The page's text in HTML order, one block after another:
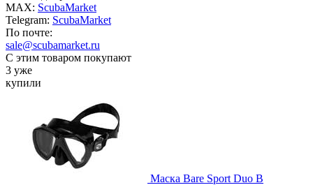
MAX: ScubaMarket
Telegram: ScubaMarket
По почте:
sale@scubamarket.ru
С этим товаром покупают
3 уже
купили
Маска Bare Sport Duo B